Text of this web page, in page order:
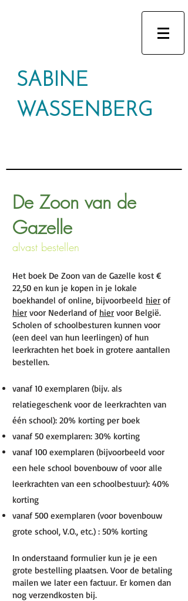
SABINE
WASSENBERG
De Zoon van de
Gazelle
alvast bestellen
Het boek De Zoon van de Gazelle kost €
22,50 en kun je kopen in je lokale
boekhandel of online, bijvoorbeeld hier of
hier voor Nederland of hier voor België.
Scholen of schoolbesturen kunnen voor
(een deel van hun leerlingen) of hun
leerkrachten het boek in grotere aantallen
bestellen.
vanaf 10 exemplaren (bijv. als
relatiegeschenk voor de leerkrachten van
één school): 20% korting per boek
vanaf 50 exemplaren: 30% korting
vanaf 100 exemplaren (bijvoorbeeld voor
een hele school bovenbouw of voor alle
leerkrachten van een schoolbestuur): 40%
korting
vanaf 500 exemplaren (voor bovenbouw
grote school, V.O., etc.) : 50% korting
In onderstaand formulier kun je je een
grote bestelling plaatsen. Voor de betaling
mailen we later een factuur. Er komen dan
nog verzendkosten bij.